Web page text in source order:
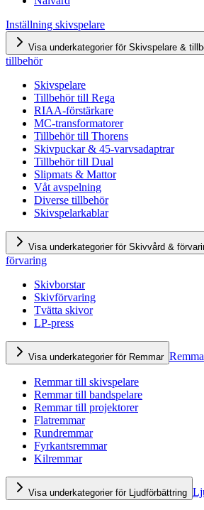
Inställning skivspelare
Visa underkategorier för Skivspelare &
tillbehör
Skivspelare
Tillbehör till Rega
RIAA-förstärkare
MC-transformatorer
Tillbehör till Thorens
Skivpuckar & 45-varvsadaptrar
Tillbehör till Dual
Slipmats & Mattor
Våt avspelning
Diverse tillbehör
Skivspelarkablar
Visa underkategorier för Skivvård &
förvaring
Skivborstar
Skivförvaring
Tvätta skivor
LP-press
Visa underkategorier för Remmar
Remmar till skivspelare
Remmar till bandspelare
Remmar till projektorer
Flatremmar
Rundremmar
Fyrkantsremmar
Kilremmar
Visa underkategorier för Ljudförbättring